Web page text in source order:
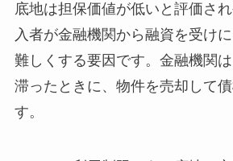
底地は担保価値が低いと評価さ
入者が金融機関から融資を受け
難しくする要因です。金融機関
滞ったときに、物件を売却して
す。